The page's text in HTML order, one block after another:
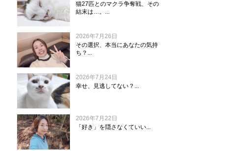
猫27匹とのマクラ争奪戦、その
結末は…。...
2026年7月26日
その選択、本当にあなたの気持
ち？...
2026年7月24日
幸せ、見逃してない？...
2026年7月22日
「好き」を隠さなくていい...